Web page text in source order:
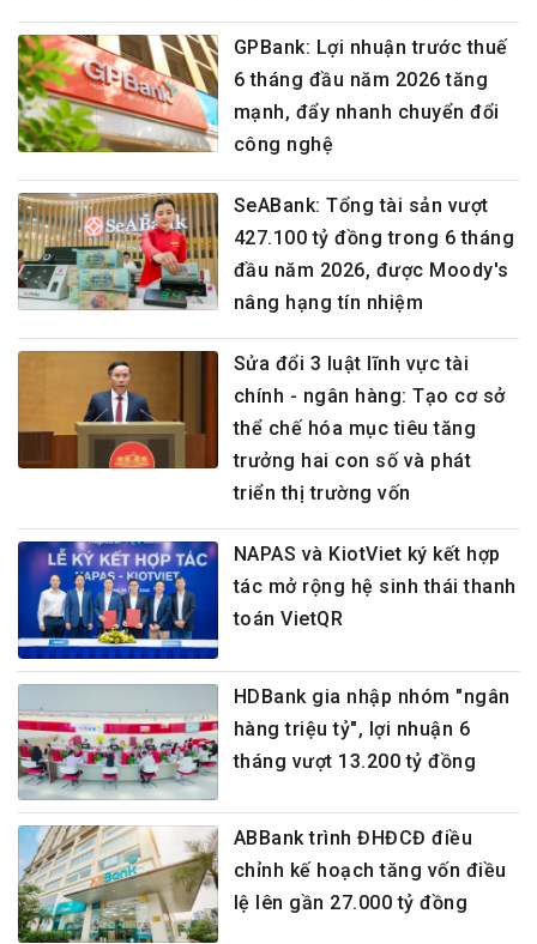
GPBank: Lợi nhuận trước thuế
6 tháng đầu năm 2026 tăng
mạnh, đẩy nhanh chuyển đổi
công nghệ
SeABank: Tổng tài sản vượt
427.100 tỷ đồng trong 6 tháng
đầu năm 2026, được Moody's
nâng hạng tín nhiệm
Sửa đổi 3 luật lĩnh vực tài
chính - ngân hàng: Tạo cơ sở
thể chế hóa mục tiêu tăng
trưởng hai con số và phát
triển thị trường vốn
NAPAS và KiotViet ký kết hợp
tác mở rộng hệ sinh thái thanh
toán VietQR
HDBank gia nhập nhóm "ngân
hàng triệu tỷ", lợi nhuận 6
tháng vượt 13.200 tỷ đồng
ABBank trình ĐHĐCĐ điều
chỉnh kế hoạch tăng vốn điều
lệ lên gần 27.000 tỷ đồng